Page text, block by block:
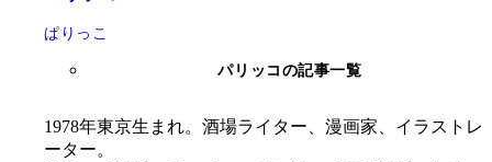
ぱりっこ
パリッコの記事一覧
1978年東京生まれ。酒場ライター、漫画家、イラストレ
ーター。